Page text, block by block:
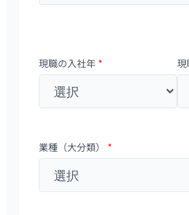
現職の入社年 * 現
業種（大分類） *